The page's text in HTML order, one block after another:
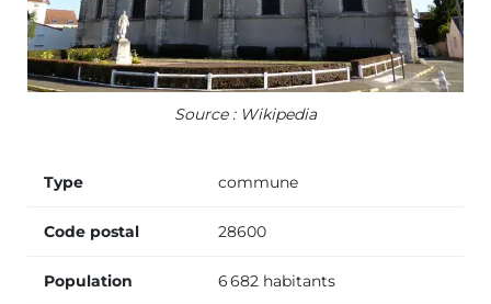
Source : Wikipedia
Type commune
Code postal 28600
Population 6 682 habitants